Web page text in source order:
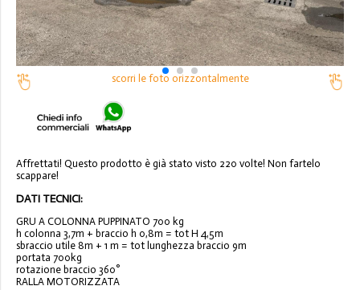
scorri le foto orizzontalmente
Affrettati! Questo prodotto è già stato visto 220 volte! Non fartelo
scappare!
DATI TECNICI:
GRU A COLONNA PUPPINATO 700 kg
h colonna 3,7m + braccio h 0,8m = tot H 4,5m
sbraccio utile 8m + 1 m = tot lunghezza braccio 9m
portata 700kg
rotazione braccio 360°
RALLA MOTORIZZATA